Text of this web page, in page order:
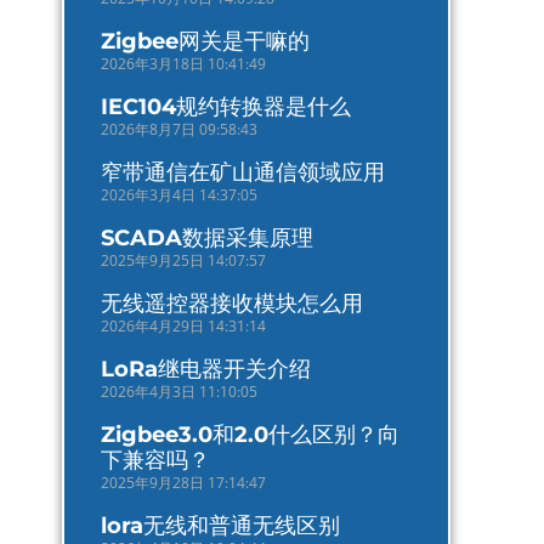
Zigbee网关是干嘛的
2026年3月18日 10:41:49
IEC104规约转换器是什么
2026年8月7日 09:58:43
窄带通信在矿山通信领域应用
2026年3月4日 14:37:05
SCADA数据采集原理
2025年9月25日 14:07:57
无线遥控器接收模块怎么用
2026年4月29日 14:31:14
LoRa继电器开关介绍
2026年4月3日 11:10:05
Zigbee3.0和2.0什么区别？向
下兼容吗？
2025年9月28日 17:14:47
lora无线和普通无线区别